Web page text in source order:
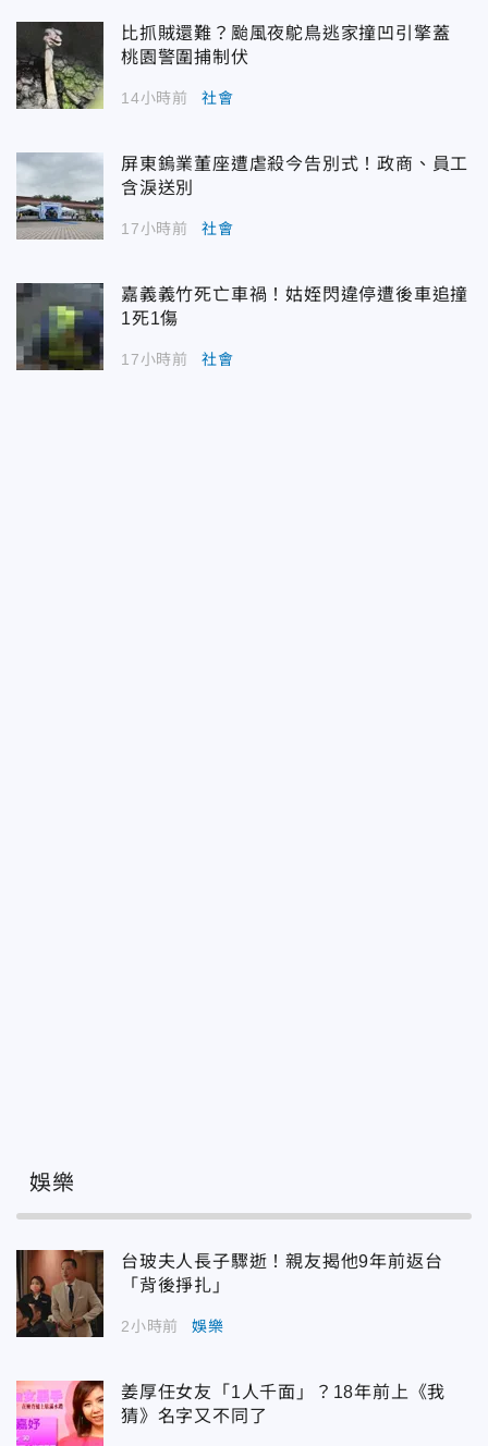
比抓賊還難？颱風夜鴕鳥逃家撞凹引擎蓋
桃園警圍捕制伏
14小時前 社會
屏東鎢業董座遭虐殺今告別式！政商、員工
含淚送別
17小時前 社會
嘉義義竹死亡車禍！姑姪閃違停遭後車追撞
1死1傷
17小時前 社會
娛樂
台玻夫人長子驟逝！親友揭他9年前返台
「背後掙扎」
2小時前 娛樂
姜厚任女友「1人千面」？18年前上《我
猜》名字又不同了